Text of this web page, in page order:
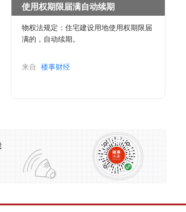
使用权期限届满自动续期
物权法规定：住宅建设用地使用权期限届
满的，自动续期。
来自 楼事财经